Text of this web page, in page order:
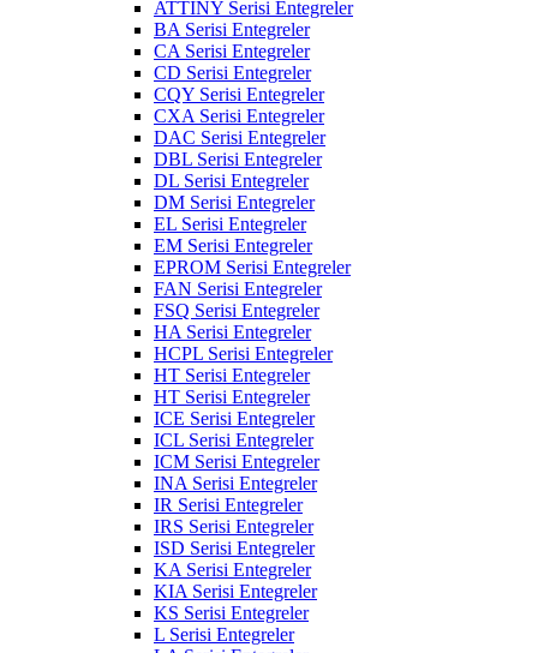
ATTINY Serisi Entegreler
BA Serisi Entegreler
CA Serisi Entegreler
CD Serisi Entegreler
CQY Serisi Entegreler
CXA Serisi Entegreler
DAC Serisi Entegreler
DBL Serisi Entegreler
DL Serisi Entegreler
DM Serisi Entegreler
EL Serisi Entegreler
EM Serisi Entegreler
EPROM Serisi Entegreler
FAN Serisi Entegreler
FSQ Serisi Entegreler
HA Serisi Entegreler
HCPL Serisi Entegreler
HT Serisi Entegreler
HT Serisi Entegreler
ICE Serisi Entegreler
ICL Serisi Entegreler
ICM Serisi Entegreler
INA Serisi Entegreler
IR Serisi Entegreler
IRS Serisi Entegreler
ISD Serisi Entegreler
KA Serisi Entegreler
KIA Serisi Entegreler
KS Serisi Entegreler
L Serisi Entegreler